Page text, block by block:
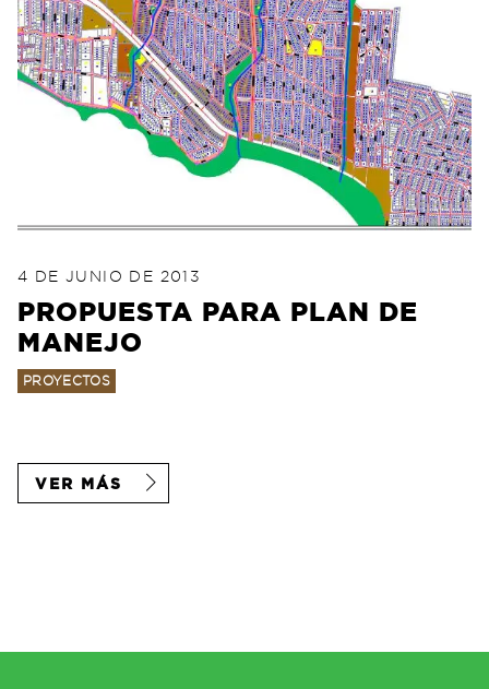
POSTED ON
4 DE JUNIO DE 2013
PROPUESTA PARA PLAN DE
MANEJO
PROYECTOS
VER MÁS